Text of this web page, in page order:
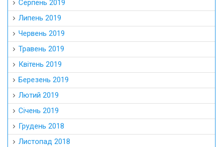
Серпень 2019
Липень 2019
Червень 2019
Травень 2019
Квітень 2019
Березень 2019
Лютий 2019
Січень 2019
Грудень 2018
Листопад 2018